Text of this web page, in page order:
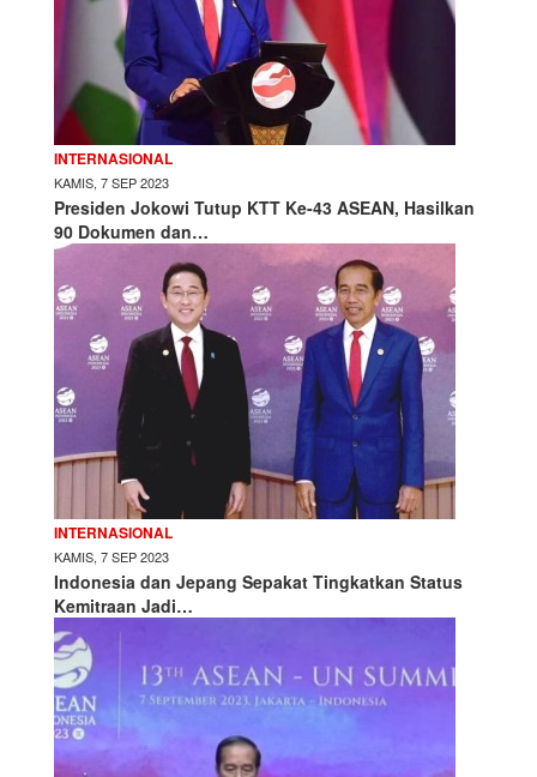
INTERNASIONAL
KAMIS, 7 SEP 2023
Presiden Jokowi Tutup KTT Ke-43 ASEAN, Hasilkan
90 Dokumen dan…
INTERNASIONAL
KAMIS, 7 SEP 2023
Indonesia dan Jepang Sepakat Tingkatkan Status
Kemitraan Jadi…